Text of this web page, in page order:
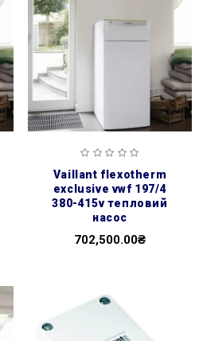
vaillant flexotherm
exclusive vwf 197/4
380-415v тепловий
насос
702,500.00₴